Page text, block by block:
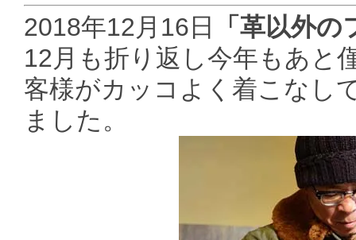
2018年12月16日
「革以外
12月も折り返し今年もあと
客様がカッコよく着こなし
ました。